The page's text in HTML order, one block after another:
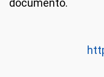
documento.